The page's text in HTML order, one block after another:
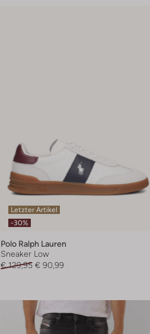
Letzter Artikel
-30%
Polo Ralph Lauren
Sneaker Low
€ 129,95 € 90,99